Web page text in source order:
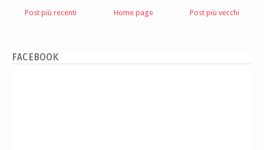
Post più recenti Post più vecchi
Home page
FACEBOOK